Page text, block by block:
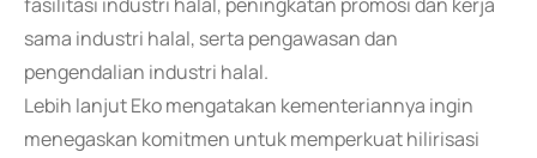
sama industri halal, serta pengawasan dan
pengendalian industri halal.
Lebih lanjut Eko mengatakan kementeriannya ingin
menegaskan komitmen untuk memperkuat hilirisasi